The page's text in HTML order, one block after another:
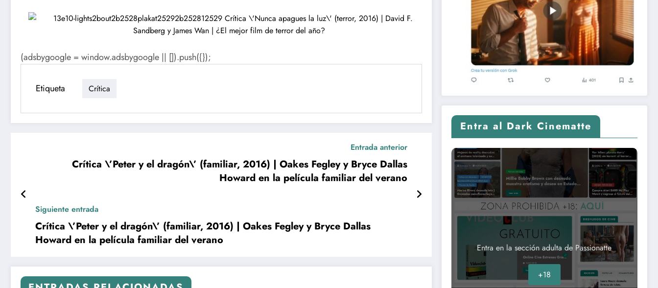
(adsbygoogle = window.adsbygoogle || []).push({});
Etiqueta Crítica
Entrada anterior
Crítica \’Peter y el dragón\’ (familiar, 2016) | Oakes Fegley y Bryce Dallas
Howard en la película familiar del verano
Siguiente entrada
Crítica \’Peter y el dragón\’ (familiar, 2016) | Oakes Fegley y Bryce Dallas
Howard en la película familiar del verano
Entra al Dark Cinematte
Entra en la sección adulta de Passionatte
+18